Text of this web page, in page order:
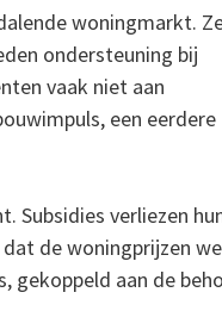
woningmarkt.
ondersteuning bij
vaak niet aan
een eerdere
Subsidies verliezen
de woningprijzen
gekoppeld aan de